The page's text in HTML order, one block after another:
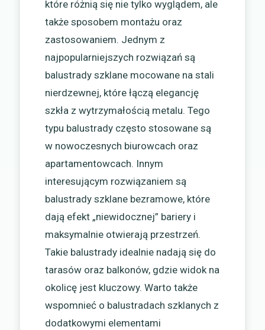
które różnią się nie tylko wyglądem, ale
także sposobem montażu oraz
zastosowaniem. Jednym z
najpopularniejszych rozwiązań są
balustrady szklane mocowane na stali
nierdzewnej, które łączą elegancję
szkła z wytrzymałością metalu. Tego
typu balustrady często stosowane są
w nowoczesnych biurowcach oraz
apartamentowcach. Innym
interesującym rozwiązaniem są
balustrady szklane bezramowe, które
dają efekt „niewidocznej” bariery i
maksymalnie otwierają przestrzeń.
Takie balustrady idealnie nadają się do
tarasów oraz balkonów, gdzie widok na
okolicę jest kluczowy. Warto także
wspomnieć o balustradach szklanych z
dodatkowymi elementami